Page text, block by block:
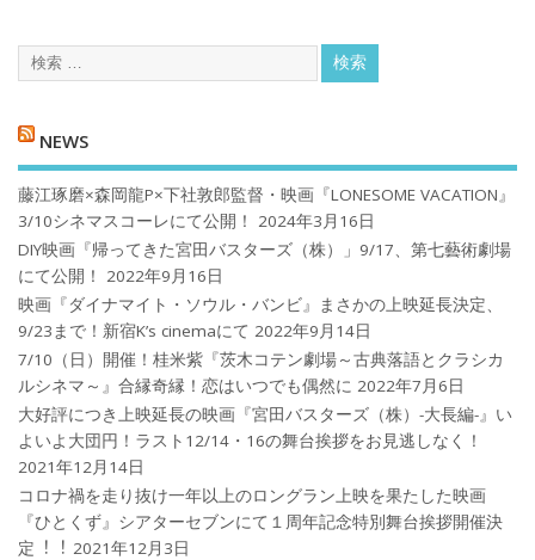
NEWS
藤江琢磨×森岡龍P×下社敦郎監督・映画『LONESOME VACATION』
3/10シネマスコーレにて公開！
2024年3月16日
DIY映画『帰ってきた宮田バスターズ（株）」9/17、第七藝術劇場
にて公開！
2022年9月16日
映画『ダイナマイト・ソウル・バンビ』まさかの上映延長決定、
9/23まで！新宿K’s cinemaにて 2022年9月14日
7/10（日）開催！桂米紫『茨木コテン劇場～古典落語とクラシカ
ルシネマ～』合縁奇縁！恋はいつでも偶然に 2022年7月6日
大好評につき上映延長の映画『宮田バスターズ（株）-大長編-』い
よいよ大団円！ラスト12/14・16の舞台挨拶をお見逃しなく！
2021年12月14日
コロナ禍を⾛り抜け⼀年以上のロングラン上映を果たした映画
『ひとくず』シアターセブンにて１周年記念特別舞台挨拶開催決
定︕︕ 2021年12月3日